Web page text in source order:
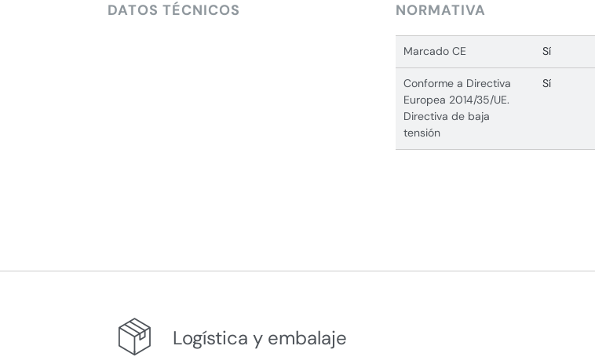
DATOS TÉCNICOS NORMATIVA
Marcado CE Sí
Conforme a Directiva
Europea 2014/35/UE.
Directiva de baja
tensión
Sí
Logística y embalaje